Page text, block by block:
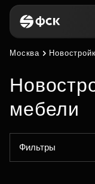
Москва
мебели
Фильтры